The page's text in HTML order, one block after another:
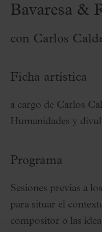
Bavaresa &
con Carlos
Ficha artística
a cargo de Carlos
Humanidades y
Programa
Sesiones previas a
para situar el
compositor o las